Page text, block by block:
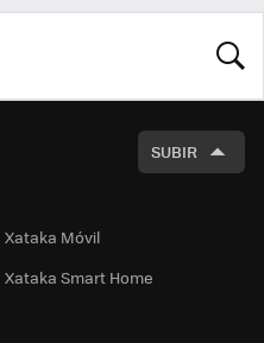
SUBIR
Xataka Móvil
Xataka Smart Home